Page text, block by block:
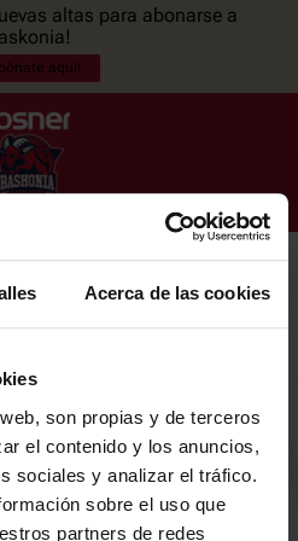
Acerca de las cookies
son propias y de terceros
el contenido y los anuncios,
sociales y analizar el tráfico.
sobre el uso que
partners de redes
altas para abonarse a
aquí!
del club.
privacidaddel SASKI BASKONIA